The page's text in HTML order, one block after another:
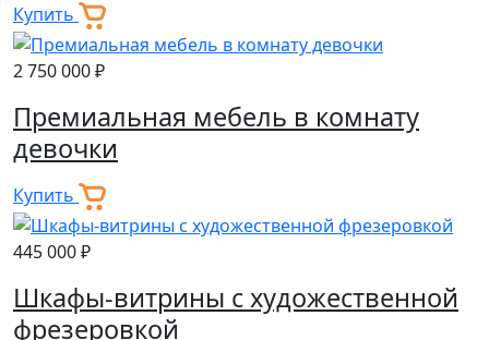
Купить
2 750 000 ₽
Премиальная мебель в комнату
девочки
Купить
445 000 ₽
Шкафы-витрины с художественной
фрезеровкой